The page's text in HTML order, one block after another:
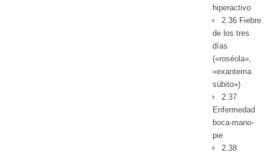
hiperactivo
2.36 Fiebre
de los tres
días
(«roséola»,
«exantema
súbito»)
2.37
Enfermedad
boca-mano-
pie
2.38